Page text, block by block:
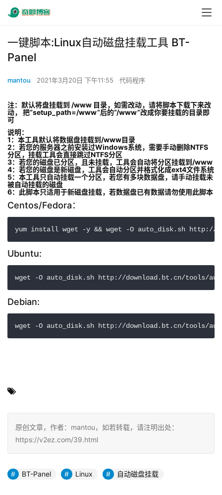
一键脚本:Linux自动磁盘挂载工具 BT-
Panel
mantou 2021年3月20日 下午11:55 代码程序
注：默认将盘挂载到 /www 目录，如需改动，请将脚本下载下来改
动， 把“setup_path=/www”后的“/www”改成你要挂载的目录即
可
说明：
1：本工具默认将数据盘挂载到/www目录
2：若您的服务器之前安装过Windows系统，需要手动删除NTFS
分区，挂载工具会直接跳过NTFS分区
3：若您的磁盘已分区，且未挂载，工具会自动将分区挂载到/www
4：若您的磁盘是新磁盘，工具会自动分区并格式化成ext4文件系统
5：本工具只自动挂载一个分区，若您有多块数据盘，请手动挂载未
被自动挂载的磁盘
6：此脚本只适用于新磁盘挂载，若数据盘已有数据请勿使用此脚本
Centos/Fedora：
yum install wget -y && wget -O auto_disk.sh http://
Ubuntu:
wget -O auto_disk.sh http://download.bt.cn/tools/
Debian:
wget -O auto_disk.sh http://download.bt.cn/tools/
原创文章，作者：mantou，如若转载，请注明出处：
https://v2ez.com/39.html
BT-Panel Linux 自动磁盘挂载